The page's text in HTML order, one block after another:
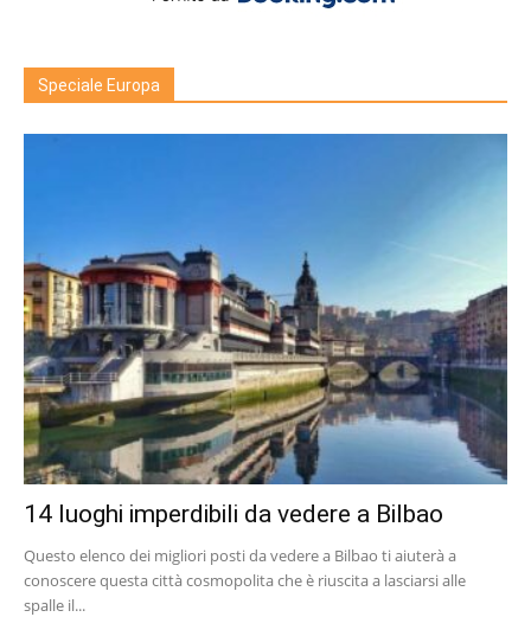
Speciale Europa
14 luoghi imperdibili da vedere a Bilbao
Questo elenco dei migliori posti da vedere a Bilbao ti aiuterà a
conoscere questa città cosmopolita che è riuscita a lasciarsi alle
spalle il...